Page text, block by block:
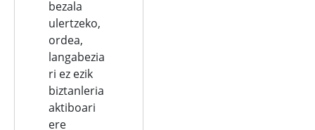
bezala
ulertzeko,
ordea,
langabezia
ri ez ezik
biztanleria
aktiboari
ere